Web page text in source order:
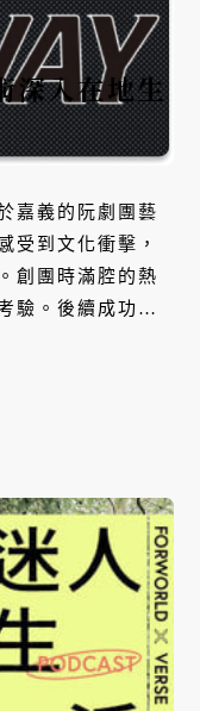
深入在地生
嘉義的阮劇團藝
受到文化衝擊，
創團時滿腔的熱
驗。後續成功地